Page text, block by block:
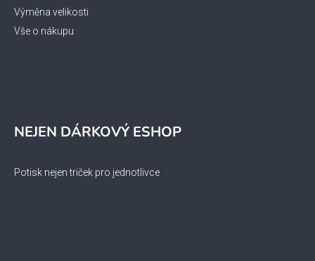
Výměna velikosti
Vše o nákupu
NEJEN DÁRKOVÝ ESHOP
Potisk nejen triček pro jednotlivce